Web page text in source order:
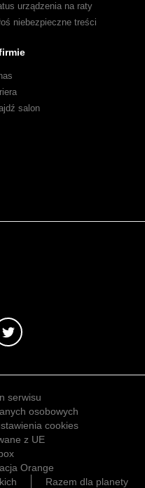
urządzenia na raty
niebezpieczne treści
salon
serwisu
osobowych
cookies
z UE
Orange
Razem dla planety